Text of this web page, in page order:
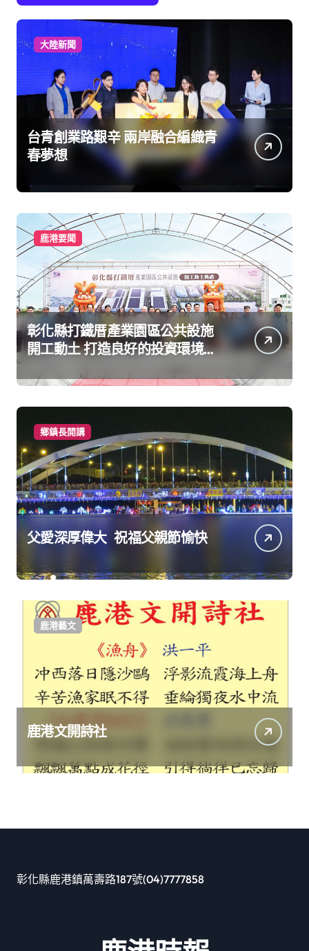
大陸新聞
台青創業路艱辛 兩岸融合編織青
春夢想
鹿港要聞
彰化縣打鐵厝產業園區公共設施
開工動土 打造良好的投資環境讓
鄉鎮長開講
父愛深厚偉大 祝福父親節愉快
鹿港藝文
鹿港文開詩社
彰化縣鹿港鎮萬壽路187號(04)7777858